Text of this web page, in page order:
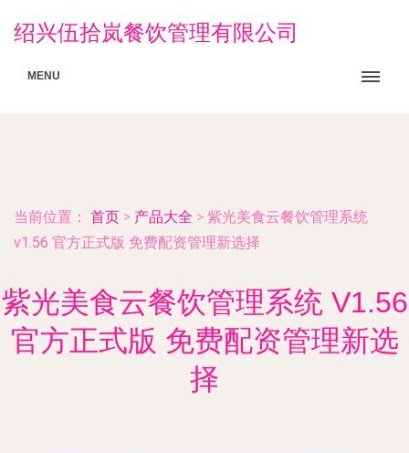
绍兴伍拾岚餐饮管理有限公司
MENU
当前位置： 首页 > 产品大全 > 紫光美食云餐饮管理系统
v1.56 官方正式版 免费配资管理新选择
紫光美食云餐饮管理系统 V1.56
官方正式版 免费配资管理新选
择